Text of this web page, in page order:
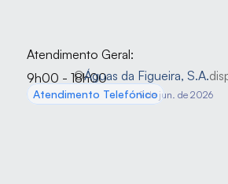
OÁguas da Figueira, S.A.
Atendimento Telefónico
Atendimento Geral:
9h00 - 18h00
9 de jun. de 2026